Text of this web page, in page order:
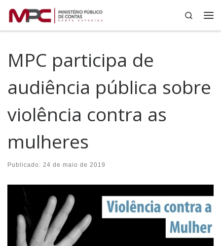
Skip to content
Search
MPC participa de
audiência pública sobre
violência contra as
mulheres
Publicado: 24 de maio de 2019